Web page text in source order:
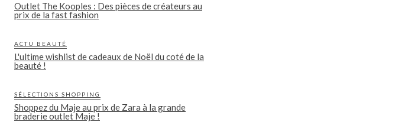
Outlet The Kooples : Des pièces de créateurs au
prix de la fast fashion
ACTU BEAUTÉ
L'ultime wishlist de cadeaux de Noël du coté de la
beauté !
SÉLECTIONS SHOPPING
Shoppez du Maje au prix de Zara à la grande
braderie outlet Maje !